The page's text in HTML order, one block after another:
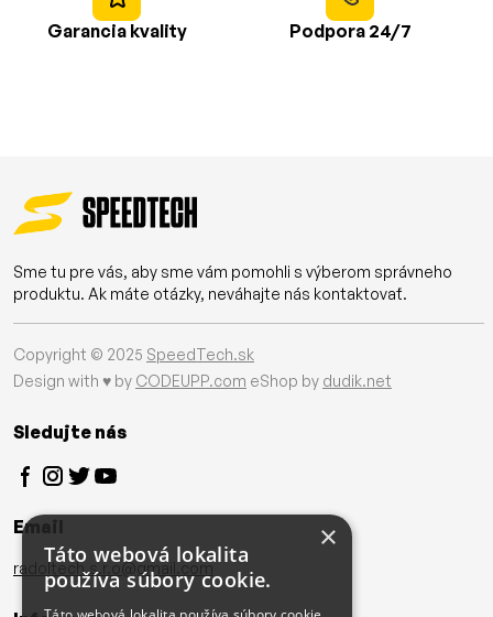
Garancia kvality Podpora 24/7
Sme tu pre vás, aby sme vám pomohli s výberom správneho
produktu. Ak máte otázky, neváhajte nás kontaktovať.
Copyright © 2025 SpeedTech.sk
Design with ♥ by CODEUPP.com eShop by dudik.net
Sledujte nás
Email
radoltech.s.r.o@gmail.com
×
Táto webová lokalita
používa súbory cookie.